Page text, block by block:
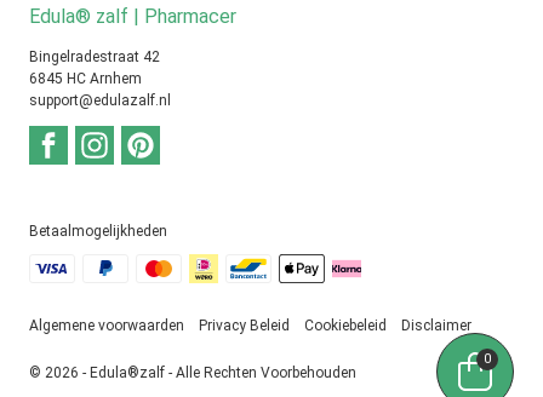
Edula® zalf | Pharmacer
Bingelradestraat 42
6845 HC Arnhem
support@edulazalf.nl
Betaalmogelijkheden
© 2026 - Edula®zalf - Alle Rechten Voorbehouden
Algemene voorwaarden Privacy Beleid Cookiebeleid Disclaimer
0